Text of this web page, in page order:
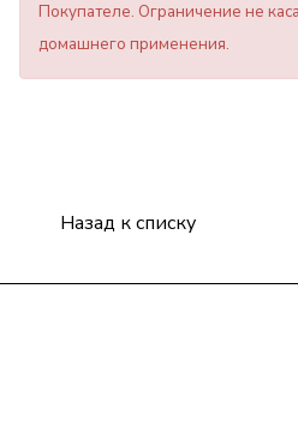
Покупателе. Ограничение не
домашнего применения.
Назад к списку